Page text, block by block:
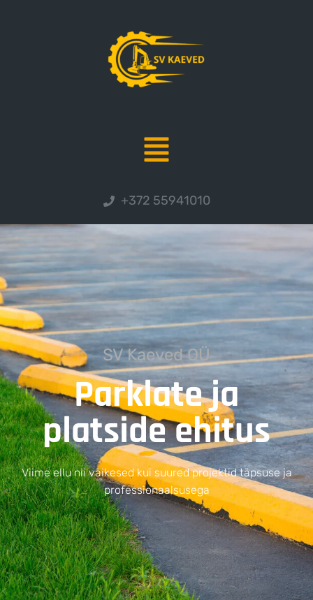
+372 55941010
SV Kaeved OÜ
Parklate ja
platside ehitus
Viime ellu nii väikesed kui suured projektid täpsuse ja
professionaalsusega